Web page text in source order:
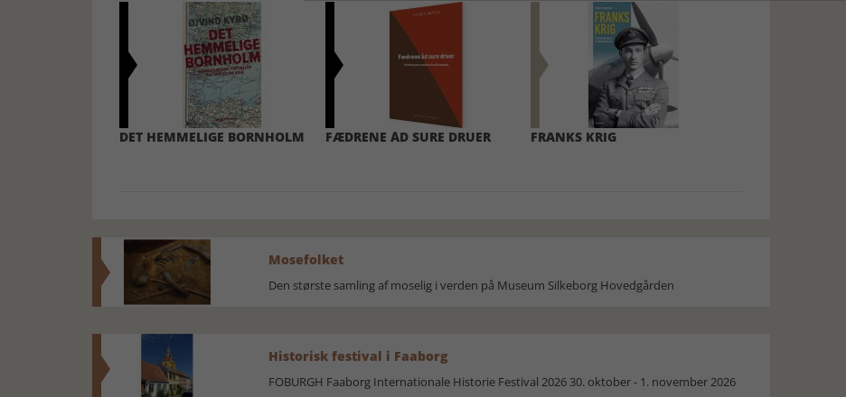
DET HEMMELIGE BORNHOLM FÆDRENE ÅD SURE DRUER FRANKS KRIG
Mosefolket
Den største samling af moselig i verden på Museum Silkeborg Hovedgården
Historisk festival i Faaborg
FOBURGH Faaborg Internationale Historie Festival 2026 30. oktober - 1. november 2026